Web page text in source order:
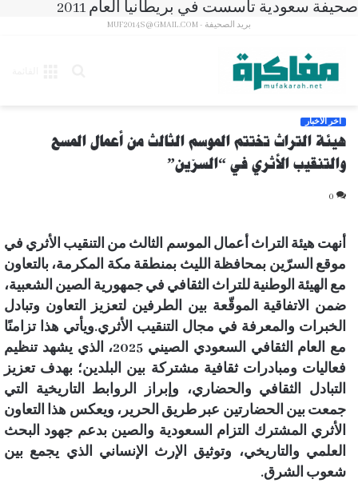
صحيفة سعودية تأسست في بريطانيا العام 2011
بريد الصحيفة - MUF2014S@GMAIL.COM
آخر الأخبار
هيئة التراث تختتم الموسم الثالث من أعمال المسح
والتنقيب الأثري في “السرّين”
0
أنهت هيئة التراث أعمال الموسم الثالث من التنقيب الأثري في
موقع السرّين بمحافظة الليث بمنطقة مكة المكرمة، بالتعاون
مع الهيئة الوطنية للتراث الثقافي في جمهورية الصين الشعبية،
ضمن الاتفاقية الموقّعة بين الطرفين لتعزيز التعاون وتبادل
الخبرات والمعرفة في مجال التنقيب الأثري.ويأتي هذا تزامنًا
مع العام الثقافي السعودي الصيني 2025، الذي يشهد تنظيم
فعاليات ومبادرات ثقافية مشتركة بين البلدين؛ بهدف تعزيز
التبادل الثقافي والحضاري، وإبراز الروابط التاريخية التي
جمعت بين الحضارتين عبر طريق الحرير، ويعكس هذا التعاون
الأثري المشترك التزام السعودية والصين بدعم جهود البحث
العلمي والتاريخي، وتوثيق الإرث الإنساني الذي يجمع بين
شعوب الشرق.